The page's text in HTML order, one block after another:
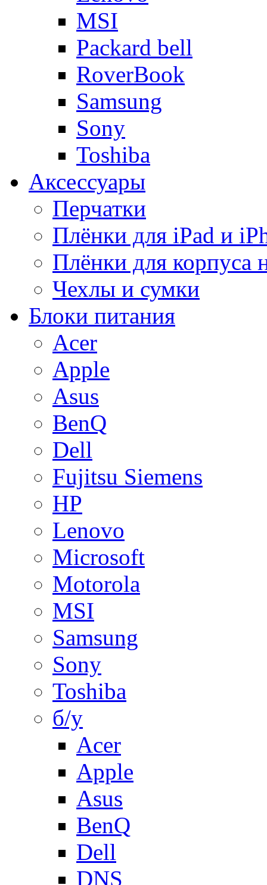
MSI
Packard bell
RoverBook
Samsung
Sony
Toshiba
Аксессуары
Перчатки
Плёнки для iPad и
Плёнки для корпуса
Чехлы и сумки
Блоки питания
Acer
Apple
Asus
BenQ
Dell
Fujitsu Siemens
HP
Lenovo
Microsoft
Motorola
MSI
Samsung
Sony
Toshiba
б/у
Acer
Apple
Asus
BenQ
Dell
DNS